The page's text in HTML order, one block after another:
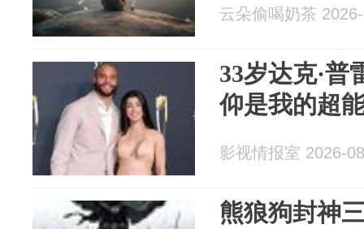
云朵偷喝奶茶
33岁达克·普
仰是我的超
影视情报室 2026-
熊狼狗封神